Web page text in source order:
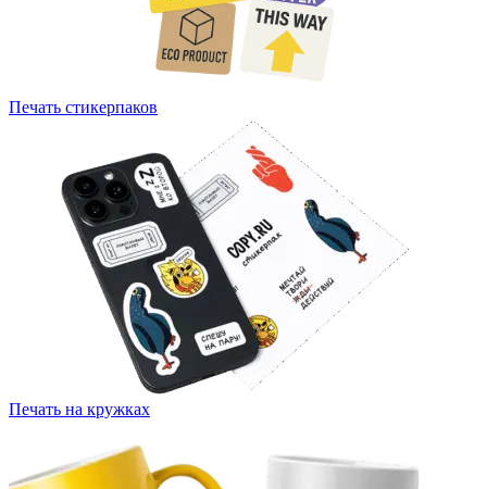
Печать стикерпаков
Печать на кружках